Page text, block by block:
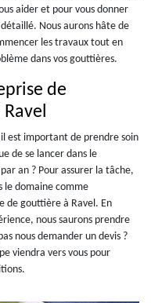
aider et pour vous donner
Nous aurons hâte de
les travaux tout en
dans vos gouttières.
de
il est important de prendre soin
de se lancer dans le
an ? Pour assurer la tâche,
le domaine comme
de gouttière à Ravel. En
nous saurons prendre
nous demander un devis ?
viendra vers vous pour